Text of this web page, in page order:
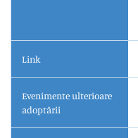
Link
Evenimente ulterioare
adoptării